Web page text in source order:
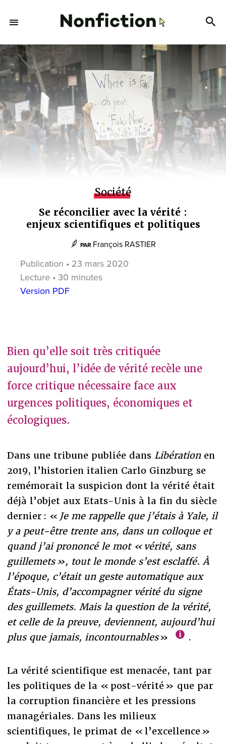
Société
Se réconcilier avec la vérité :
enjeux scientifiques et politiques
PAR François RASTIER
Publication • 23 mars 2020
Lecture • 30 minutes
Version PDF
Bien qu’elle soit très critiquée
aujourd’hui, l’idée de vérité recèle une
force critique nécessaire face aux
urgences politiques, économiques et
écologiques.
Dans une tribune publiée dans Libérationen
2019, l’historien italien Carlo Ginzburg se
remémorait la suspicion dont la vérité était
déjà l’objet aux Etats-Unis à la fin du siècle
dernier : « Je me rappelle que j’étais à Yale, il
y a peut-être trente ans, dans un colloque et
quand j’ai prononcé le mot « vérité, sans
guillemets », tout le monde s’est esclaffé. À
l’époque, c’était un geste automatique aux
États-Unis, d’accompagner vérité du signe
des guillemets. Mais la question de la vérité,
et celle de la preuve, deviennent, aujourd’hui
plus que jamais, incontournables» .
La vérité scientifique est menacée, tant par
les politiques de la « post-vérité » que par
la corruption financière et les pressions
managériales. Dans les milieux
scientifiques, le primat de « l’excellence »